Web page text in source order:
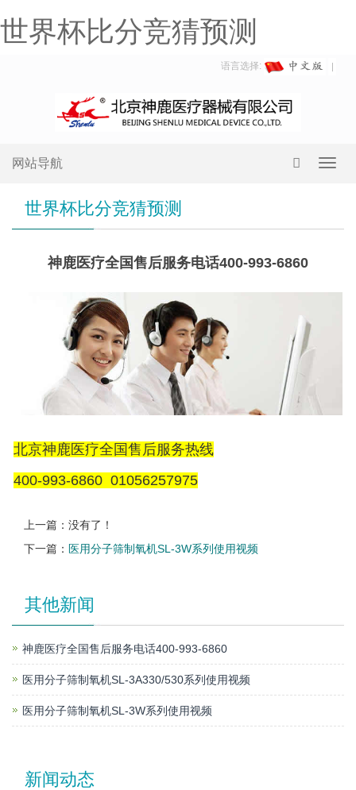
世界杯比分竞猜预测
语言选择:
网站导航
世界杯比分竞猜预测
神鹿医疗全国售后服务电话400-993-6860
北京神鹿医疗全国售后服务热线
400-993-6860 01056257975
上一篇：没有了！
下一篇： 医用分子筛制氧机SL-3W系列使用视频
其他新闻
神鹿医疗全国售后服务电话400-993-6860
医用分子筛制氧机SL-3A330/530系列使用视频
医用分子筛制氧机SL-3W系列使用视频
新闻动态